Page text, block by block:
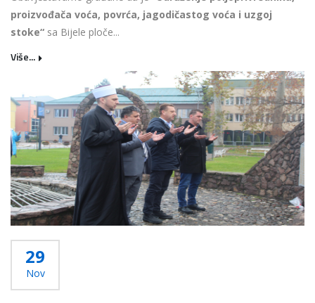
proizvođača voća, povrća, jagodičastog voća i uzgoj
stoke“ sa Bijele ploče...
Više...
29
Nov